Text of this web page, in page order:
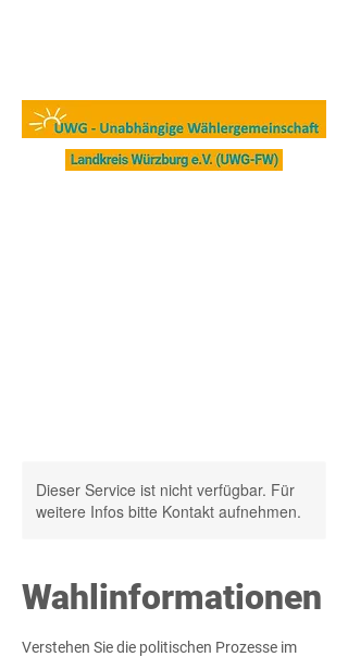
Dieser Service ist nicht verfügbar. Für
weitere Infos bitte Kontakt aufnehmen.
Wahlinformationen
Verstehen Sie die politischen Prozesse im